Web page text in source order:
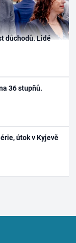
důchodů. Lidé
36 stupňů.
útok v Kyjevě